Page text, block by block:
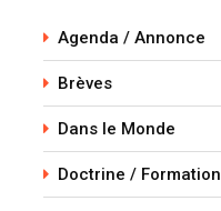
Agenda / Annonce
Brèves
Dans le Monde
Doctrine / Formation